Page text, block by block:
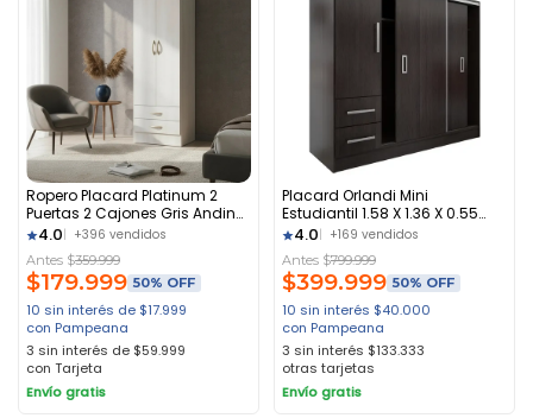
Ropero Placard Platinum 2
Puertas 2 Cajones Gris Andino
Gris Andino
4.0 +396 vendidos
Antes $359.999
$179.999 50% OFF
10 sin interés de $17.999
con Pampeana
3 sin interés de $59.999
con Tarjeta
Envío gratis
Placard Orlandi Mini
Estudiantil 1.58 X 1.36 X 0.55
296 Weng Wengue
4.0 +169 vendidos
Antes $799.999
$399.999 50% OFF
10 sin interés $40.000
con Pampeana
3 sin interés $133.333
otras tarjetas
Envío gratis